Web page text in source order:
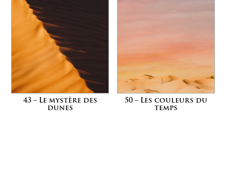
43 – Le mystère des
dunes
50 – Les couleurs du
temps